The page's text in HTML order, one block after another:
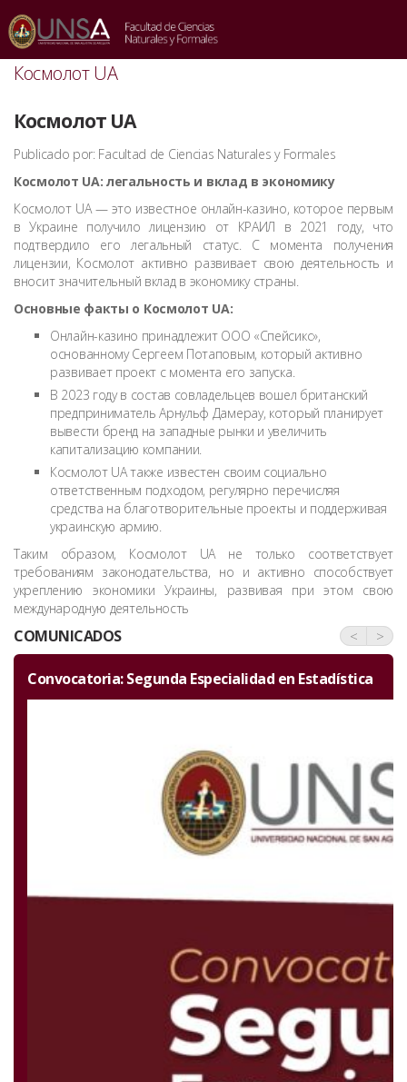
INICIO UNCATEGORIZED4 / КОСМОЛОТ UA
Космолот UA
Космолот UA
Publicado por: Facultad de Ciencias Naturales y Formales
Космолот UA: легальность и вклад в экономику
Космолот UA — это известное онлайн-казино, которое первым
в Украине получило лицензию от КРАИЛ в 2021 году, что
подтвердило его легальный статус. С момента получения
лицензии, Космолот активно развивает свою деятельность и
вносит значительный вклад в экономику страны.
Основные факты о Космолот UA:
Онлайн-казино принадлежит ООО «Спейсикс»,
основанному Сергеем Потаповым, который активно
развивает проект с момента его запуска.
В 2023 году в состав совладельцев вошел британский
предприниматель Арнульф Дамерау, который планирует
вывести бренд на западные рынки и увеличить
капитализацию компании.
Космолот UA также известен своим социально
ответственным подходом, регулярно перечисляя
средства на благотворительные проекты и поддерживая
украинскую армию.
Таким образом, Космолот UA не только соответствует
требованиям законодательства, но и активно способствует
укреплению экономики Украины, развивая при этом свою
международную деятельность
COMUNICADOS < >
Invitación por el aniversario de la Facultad de
Ciencias Naturales y Formales